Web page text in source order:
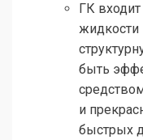
ГК
жидкости
быть
и
быстрых